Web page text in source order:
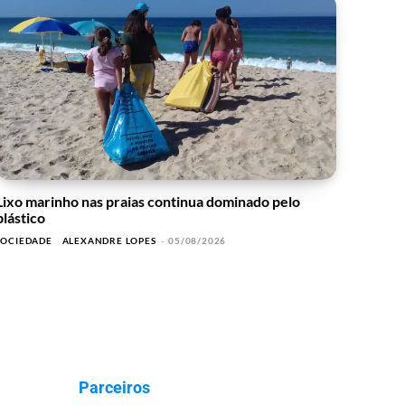
marinho nas praias continua dominado pelo
ALEXANDRE LOPES - 05/08/2026
Parceiros